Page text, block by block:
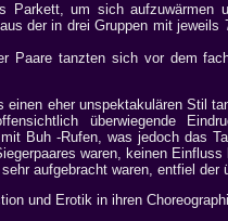
Parkett, um sich aufzuwärmen
der in drei Gruppen mit
Paare tanzten sich vor dem
eher unspektakulären Stil
überwiegende
Buh -Rufen, was jedoch das
waren, keinen Einfluss
aufgebracht waren, entfiel der
und Erotik in ihren